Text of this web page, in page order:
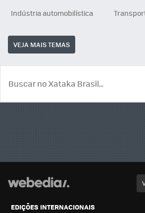
Indústria automobilística
VEJA MAIS TEMAS
EDIÇÕES INTERNACIONAIS